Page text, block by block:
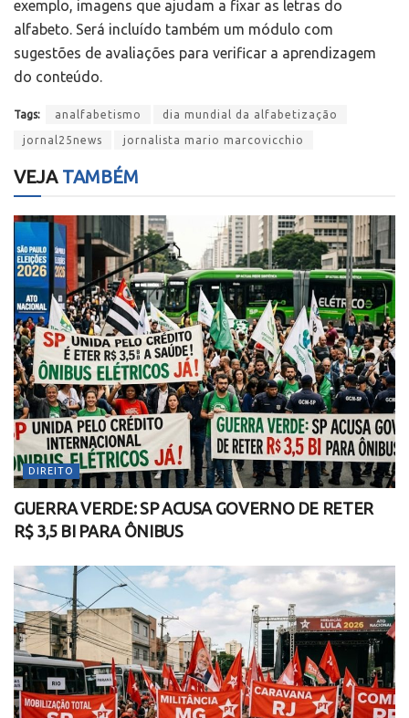
exemplo, imagens que ajudam a fixar as letras do
alfabeto. Será incluído também um módulo com
sugestões de avaliações para verificar a aprendizagem
do conteúdo.
Tags: analfabetismo dia mundial da alfabetização
jornal25news jornalista mario marcovicchio
VEJATAMBÉM
DIREITO
GUERRA VERDE: SP ACUSA GOVERNO DE RETER
R$ 3,5 BI PARA ÔNIBUS